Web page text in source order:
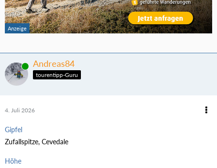
Online Andreas84
tourentipp-Guru
4. Juli 2026
Gipfel
Zufallspitze, Cevedale
Höhe